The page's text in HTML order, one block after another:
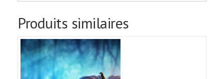
Produits similaires